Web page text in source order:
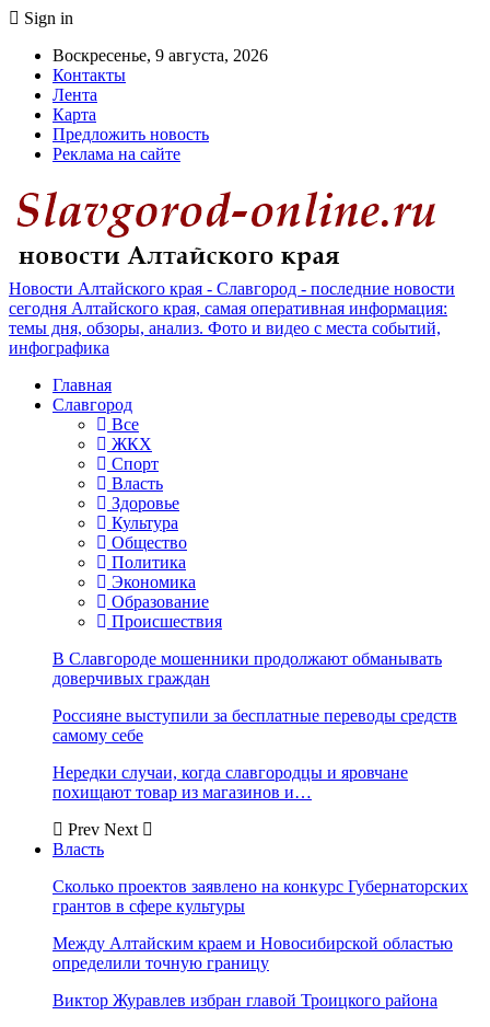
Sign in
Воскресенье, 9 августа, 2026
Контакты
Лента
Карта
Предложить новость
Реклама на сайте
Новости Алтайского края - Славгород - последние новости
сегодня Алтайского края, самая оперативная информация:
темы дня, обзоры, анализ. Фото и видео с места событий,
инфографика
Главная
Славгород
Все
ЖКХ
Спорт
Власть
Здоровье
Культура
Общество
Политика
Экономика
Образование
Происшествия
В Славгороде мошенники продолжают обманывать
доверчивых граждан
Россияне выступили за бесплатные переводы средств
самому себе
Нередки случаи, когда славгородцы и яровчане
похищают товар из магазинов и…
Prev Next
Власть
Сколько проектов заявлено на конкурс Губернаторских
грантов в сфере культуры
Между Алтайским краем и Новосибирской областью
определили точную границу
Виктор Журавлев избран главой Троицкого района